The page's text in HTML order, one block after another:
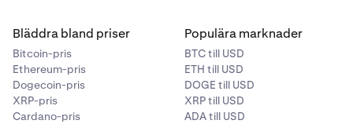
Bläddra bland priser
Bitcoin-pris
Ethereum-pris
Dogecoin-pris
XRP-pris
Cardano-pris
Populära marknader
BTC till USD
ETH till USD
DOGE till USD
XRP till USD
ADA till USD